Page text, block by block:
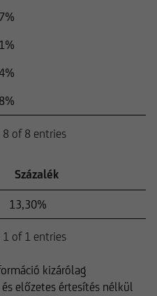
of 8 entries
Százalék
13,30%
of 1 entries
kizárólag
előzetes értesítés nélkül